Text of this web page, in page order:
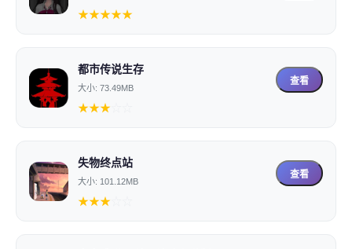
★★★★★
都市传说生存
大小: 73.49MB
★★★
查看
失物终点站
大小: 101.12MB
★★★
查看